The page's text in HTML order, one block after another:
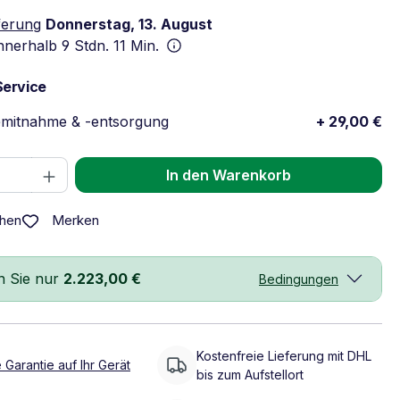
Donnerstag, 13. August
9 Stdn. 11 Min.
& -entsorgung
+ 29,00 €
Anzahl: Gib den gewünschten Wert
In den Warenkorb
Merken
Sie nur 2.223,00 € Bedingungen
Garantie auf Ihr Gerät
Kostenfreie Lieferung mit DHL
bis zum Aufstellort